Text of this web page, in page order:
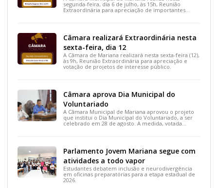
segunda-feira, dia 6 de julho, às 15h, Reunião
Extraordinária para apreciação de importantes
Câmara realizará Extraordinária nesta
sexta-feira, dia 12
A Câmara de Mariana realizará nesta sexta-feira (12),
às 9h, Reunião Extraordinária para apreciação e
votação de projetos de interesse público.
Câmara aprova Dia Municipal do
Voluntariado
A Câmara Municipal de Mariana aprovou o projeto
que institui o Dia Municipal do Voluntariado, a ser
celebrado em 28 de agosto. A medida, votada
Parlamento Jovem Mariana segue com
atividades a todo vapor
Estudantes debatem inclusão e neurodivergência
em oficinas preparatórias para a etapa estadual de
2026.